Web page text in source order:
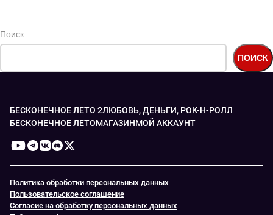
Поиск
ПОИСК
БЕСКОНЕЧНОЕ ЛЕТО 2ЛЮБОВЬ, ДЕНЬГИ, РОК-Н-РОЛЛ
БЕСКОНЕЧНОЕ ЛЕТОМАГАЗИНМОЙ АККАУНТ
Политика обработки персональных данных
Пользовательское соглашение
Согласие на обработку персональных данных